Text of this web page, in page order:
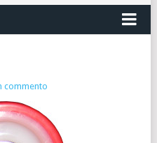
commento